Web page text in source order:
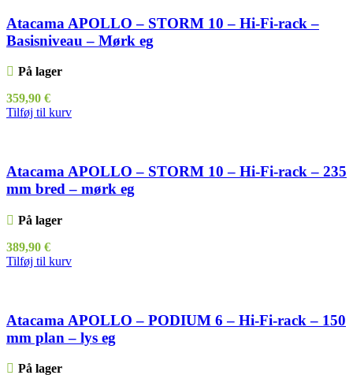
Atacama APOLLO – STORM 10 – Hi-Fi-rack –
Basisniveau – Mørk eg
På lager
359,90 €
Tilføj til kurv
Atacama APOLLO – STORM 10 – Hi-Fi-rack – 235
mm bred – mørk eg
På lager
389,90 €
Tilføj til kurv
Atacama APOLLO – PODIUM 6 – Hi-Fi-rack – 150
mm plan – lys eg
På lager